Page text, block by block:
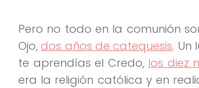
Pero no todo en la comunión
Ojo,dos años de catequesis. Un
te aprendías el Credo, los diez
era la religión católica y en